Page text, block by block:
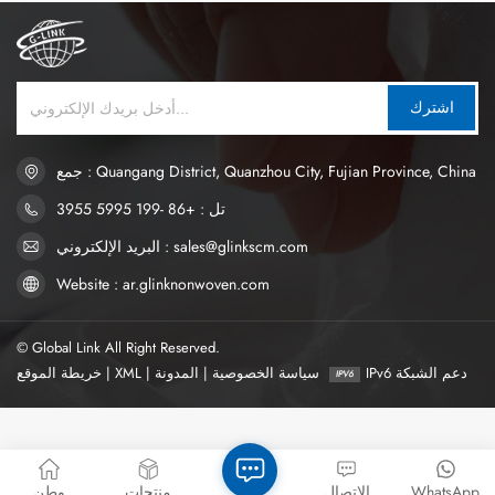
وامتصاص الرطوبة.
اشترك
جمع : Quangang District, Quanzhou City, Fujian Province, China
تل : +86 -199 5995 3955
البريد الإلكتروني : sales@glinkscm.com
Website : ar.glinknonwoven.com
© Global Link All Right Reserved.
خريطة الموقع | XML | المدونة | سياسة الخصوصية IPv6 دعم الشبكة